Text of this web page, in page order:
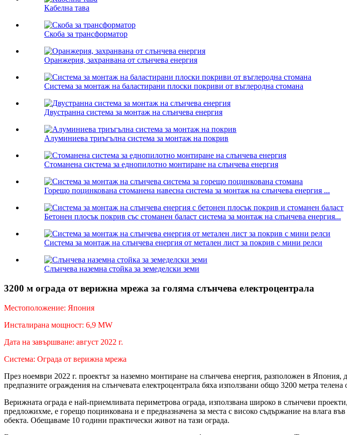
Кабелна тава
Скоба за трансформатор
Оранжерия, захранвана от слънчева енергия
Система за монтаж на баластирани плоски покриви от въглеродна стомана
Двустранна система за монтаж на слънчева енергия
Алуминиева триъгълна система за монтаж на покрив
Стоманена система за еднопилотно монтиране на слънчева енергия
Горещо поцинкована стоманена навесна система за монтаж на слънчева енергия ...
Бетонен плосък покрив със стоманен баласт система за монтаж на слънчева енергия...
Система за монтаж на слънчева енергия от метален лист за покрив с мини релси
Слънчева наземна стойка за земеделски земи
3200 м ограда от верижна мрежа за голяма слънчева електроцентрала
Местоположение: Япония
Инсталирана мощност: 6,9 MW
Дата на завършване: август 2022 г.
Система: Ограда от верижна мрежа
През ноември 2022 г. проектът за наземно монтиране на слънчева енергия, разположен в
предпазните ограждения на слънчевата електроцентрала бяха използвани общо 3200 метра телена
Верижната ограда е най-приемливата периметрова ограда, използвана широко в слънчеви
предложихме, е горещо поцинкована и е предназначена за места с високо съдържание на влага
обекта. Обещаваме 10 години практически живот на тази ограда.